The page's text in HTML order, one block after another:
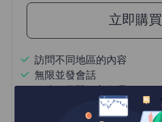
立即購買
訪問不同地區的內容
無限並發會話